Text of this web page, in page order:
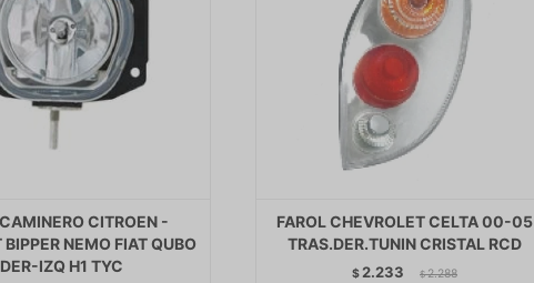
CITROEN -
BIPPER NEMO FIAT QUBO
DER-IZQ H1 TYC
FAROL CHEVROLET CELTA 00-05
TRAS.DER.TUNIN CRISTAL RCD
$2.233 $ 2.288